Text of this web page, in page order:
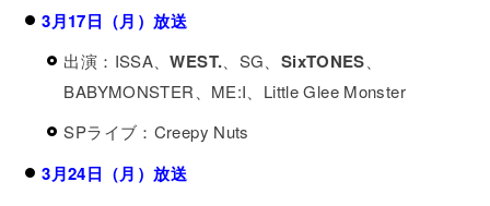
3月17日（月）放送
出演：ISSA、WEST. 、SG、 SixTONES
BABYMONSTER、ME:I、Little Glee Monster
SPライブ：Creepy Nuts
3月24日（月）放送